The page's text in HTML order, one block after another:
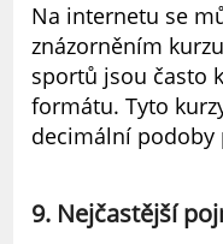
Na internetu se
znázorněním
sportů jsou často
formátu. Tyto
decimální podoby
9. Nejčastější